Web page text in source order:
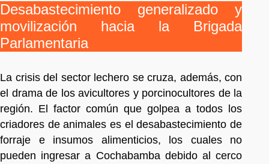
Desabastecimiento generalizado y
movilización hacia la Brigada
Parlamentaria
La crisis del sector lechero se cruza, además, con
el drama de los avicultores y porcinocultores de la
región. El factor común que golpea a todos los
criadores de animales es el desabastecimiento de
forraje e insumos alimenticios, los cuales no
pueden ingresar a Cochabamba debido al cerco